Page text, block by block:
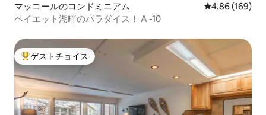
マッコールのコンドミニアム レビュー169
4.86 (169)
ペイエット湖畔のパラダイス！ A -10
大好評のゲストチョイスです。
ゲストチョイス